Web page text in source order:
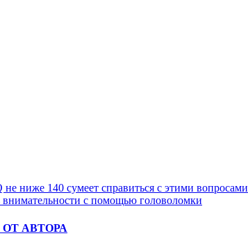
не ниже 140 сумеет справиться с этими вопросами
внимательности с помощью головоломки
АВТОРА